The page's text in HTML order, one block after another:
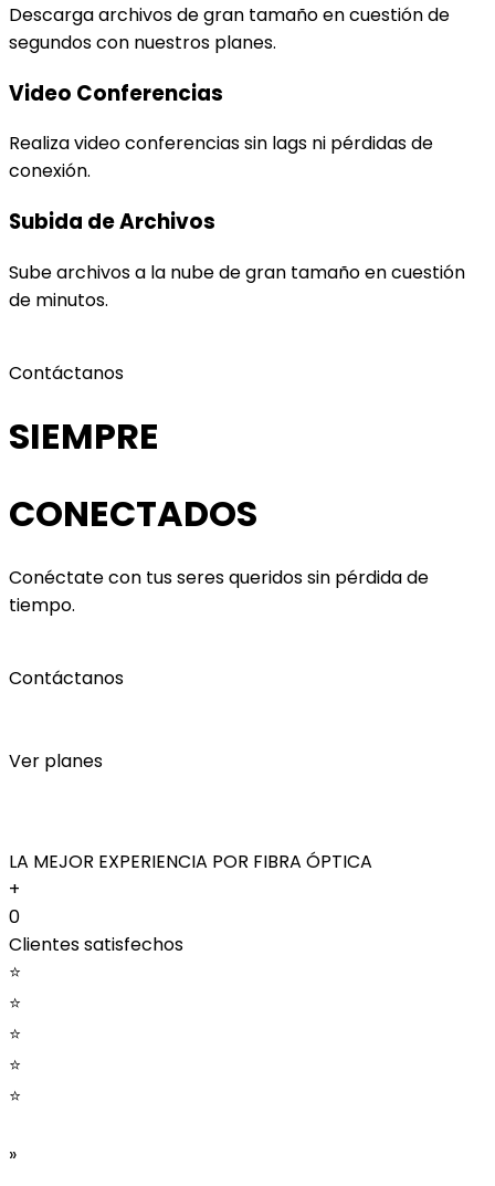
Descarga archivos de gran tamaño en cuestión de
segundos con nuestros planes.
Video Conferencias
Realiza video conferencias sin lags ni pérdidas de
conexión.
Subida de Archivos
Sube archivos a la nube de gran tamaño en cuestión
de minutos.
Contáctanos
SIEMPRE
CONECTADOS
Conéctate con tus seres queridos sin pérdida de
tiempo.
Contáctanos
Ver planes
LA MEJOR EXPERIENCIA POR FIBRA ÓPTICA
+
0
Clientes satisfechos
⭐
⭐
⭐
⭐
⭐
»